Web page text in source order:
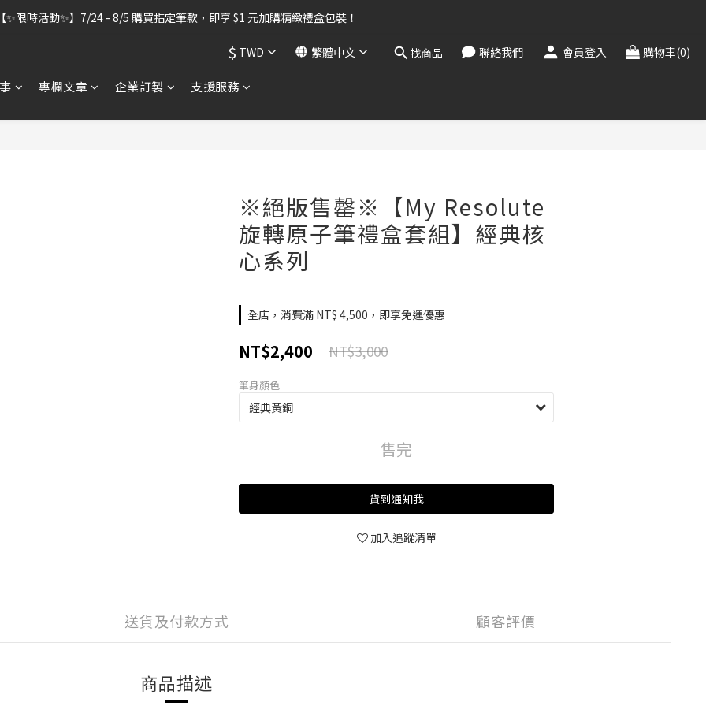
貨暫停】7/30–8/7 進行機器維護，期間「含雷雕之訂單」將暫停出貨，敬請見諒。
✨限時活動✨】7/24 - 8/5 購買指定筆款，即享 $1 元加購精緻禮盒包裝！
貨暫停】7/30–8/7 進行機器維護，期間「含雷雕之訂單」將暫停出貨，敬請見諒。
$ TWD 繁體中文 找商品 聯絡我們 會員登入 購物車(0)
專欄文章 企業訂製 支援服務
※絕版售罄※【My Resolute
旋轉原子筆禮盒套組】經典核
心系列
全店，消費滿 NT$ 4,500，即享免運優惠
NT$2,400 NT$3,000
筆身顏色
售完
貨到通知我
加入追蹤清單
送貨及付款方式 顧客評價
商品描述